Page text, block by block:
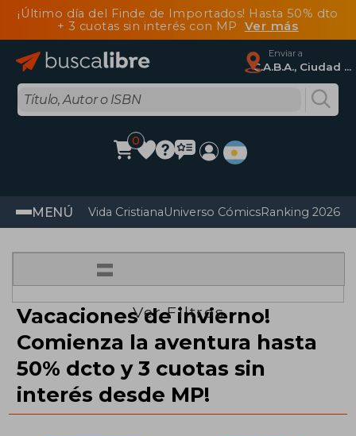
¡Último día del Finde de Importados! Hasta 50% dto
+ 3 cuotas sin interés con MP Ver más
Enviar a
C.A.B.A., Ciudad Autónoma De Buenos Aires
0
MENÚ Vida CristianaUniverso CómicsRanking 2026
=
Ver Filtros
Vacaciones de invierno!
Comienza la aventura hasta
50% dcto y 3 cuotas sin
interés desde MP!